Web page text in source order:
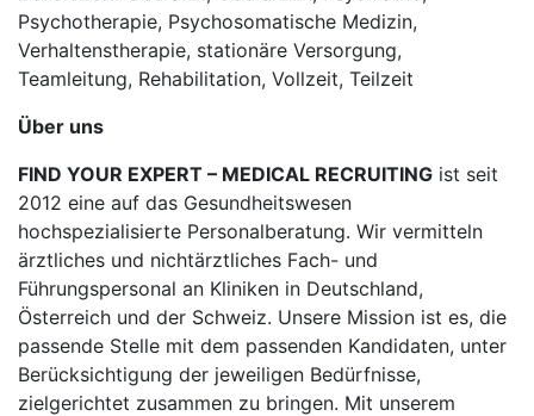
Psychotherapie, Psychosomatische Medizin,
Verhaltenstherapie, stationäre Versorgung,
Teamleitung, Rehabilitation, Vollzeit, Teilzeit
Über uns
FIND YOUR EXPERT – MEDICAL RECRUITING ist seit
2012 eine auf das Gesundheitswesen
hochspezialisierte Personalberatung. Wir vermitteln
ärztliches und nichtärztliches Fach- und
Führungspersonal an Kliniken in Deutschland,
Österreich und der Schweiz. Unsere Mission ist es, die
passende Stelle mit dem passenden Kandidaten, unter
Berücksichtigung der jeweiligen Bedürfnisse,
zielgerichtet zusammen zu bringen. Mit unserem